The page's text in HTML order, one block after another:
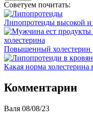
Советуем почитать:
Липопротеиды высокой и
Повышенный холестерин
Какая норма холестерина
Комментарии
Валя 08/08/23